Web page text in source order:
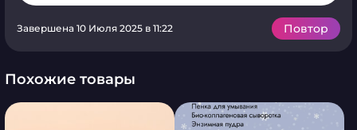
Завершена 10 Июля 2025 в 11:22 Повтор
Похожие товары